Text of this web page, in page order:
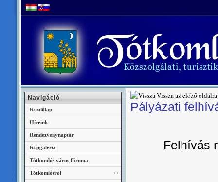
Vissza az előző oldalra
Pályázati
Felhívás
Navigáció
Kezdőlap
Híreink
Rendezvénynaptár
Képgaléria
Tótkomlós város fóruma
Tótkomlósról